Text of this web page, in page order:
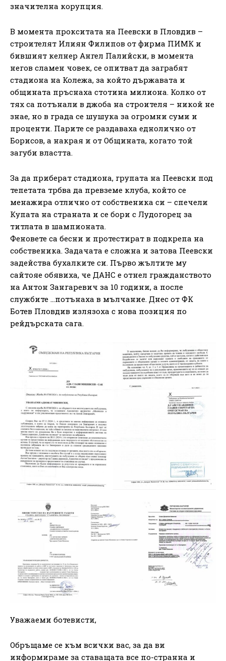
значителна корупция.
В момента прокситата на Пеевски в Пловдив –
строителят Илиян Филипов от фирма ПИМК и
бившият келнер Ангел Палийски, в момента
негов сламен човек, се опитват да заграбят
стадиона на Колежа, за който държавата и
общината пръснаха стотина милиона. Колко от
тях са потънали в джоба на строителя – никой не
знае, но в града се шушука за огромни суми и
проценти. Парите се раздаваха еднолично от
Борисов, а накрая и от Общината, когато той
загуби властта.
За да приберат стадиона, групата на Пеевски под
тепетата трбва да превземе клуба, който се
менажира отлично от собственика си – спечели
Купата на страната и се бори с Лудогорец за
титлата в шампионата.
Феновете са бесни и протестират в подкрепа на
собственика. Задачата е сложна и затова Пеевски
задейства бухалките си. Първо жълтите му
сайтояе обявиха, че ДАНС е отнел гражданството
на Антон Зангаревич за 10 години, а после
службите …потънаха в мълчание. Днес от ФК
Ботев Пловдив излязоха с нова позиция по
рейдърската сага.
Уважаеми ботевисти,
Обръщаме се към всички вас, за да ви
информираме за ставащата все по-странна и